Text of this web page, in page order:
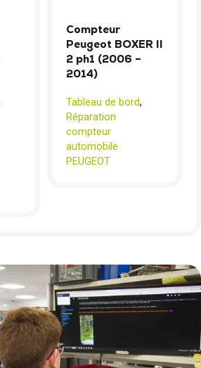
Compteur
Peugeot BOXER II
2 ph1 (2006 –
2014)
Tableau de bord,
Réparation
compteur
automobile
PEUGEOT